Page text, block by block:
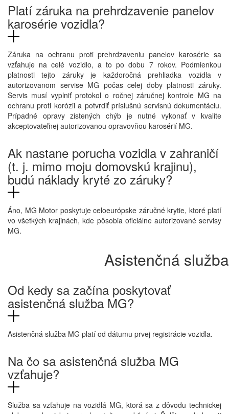
Platí záruka na prehrdzavenie panelov
karosérie vozidla?
Záruka na ochranu proti prehrdzaveniu panelov karosérie sa
vzťahuje na celé vozidlo, a to po dobu 7 rokov. Podmienkou
platnosti tejto záruky je každoročná prehliadka vozidla v
autorizovanom servise MG počas celej doby platnosti záruky.
Servis musí vyplniť protokol o ročnej záručnej kontrole MG na
ochranu proti korózii a potvrdiť príslušnú servisnú dokumentáciu.
Prípadné opravy zistených chýb je nutné vykonať v kvalite
akceptovateľnej autorizovanou opravovňou karosérií MG.
Ak nastane porucha vozidla v zahraničí
(t. j. mimo moju domovskú krajinu),
budú náklady kryté zo záruky?
Áno, MG Motor poskytuje celoeurópske záručné krytie, ktoré platí
vo všetkých krajinách, kde pôsobia oficiálne autorizované servisy
MG.
Asistenčná služba
Od kedy sa začína poskytovať
asistenčná služba MG?
Asistenčná služba MG platí od dátumu prvej registrácie vozidla.
Na čo sa asistenčná služba MG
vzťahuje?
Služba sa vzťahuje na vozidlá MG, ktorá sa z dôvodu technickej